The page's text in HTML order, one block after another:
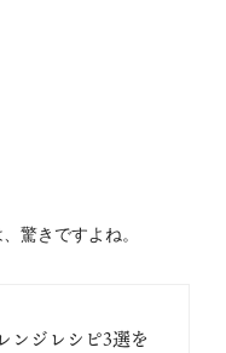
驚きですよね。
ンジレシピ3選を